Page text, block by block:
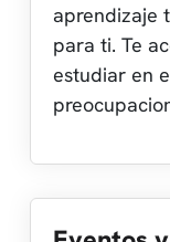
aprendizaje
para ti. Te
estudiar en